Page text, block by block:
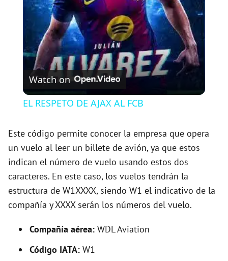
a
y
V
i
d
e
o
Watch on
EL RESPETO DE AJAX AL FCB
Este código permite conocer la empresa que opera
un vuelo al leer un billete de avión, ya que estos
indican el número de vuelo usando estos dos
caracteres. En este caso, los vuelos tendrán la
estructura de W1XXXX, siendo W1 el indicativo de la
compañía y XXXX serán los números del vuelo.
Compañía aérea: WDL Aviation
Código IATA: W1